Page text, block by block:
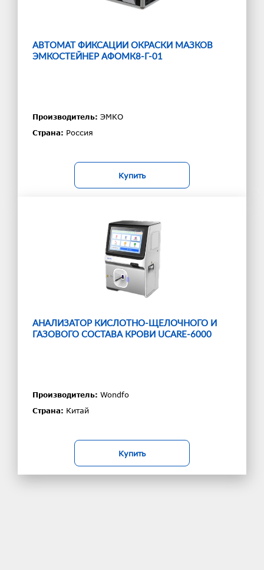
АВТОМАТ ФИКСАЦИИ ОКРАСКИ МАЗКОВ
ЭМКОСТЕЙНЕР АФОМК8-Г-01
Производитель: ЭМКО
Страна: Россия
Купить
АНАЛИЗАТОР КИСЛОТНО-ЩЕЛОЧНОГО И
ГАЗОВОГО СОСТАВА КРОВИ UCARE-6000
Производитель: Wondfo
Страна: Китай
Купить